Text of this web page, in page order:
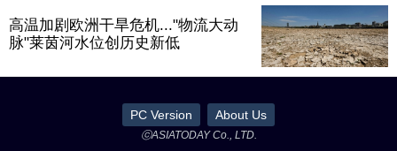
高温加剧欧洲干旱危机..."物流大动
脉"莱茵河水位创历史新低
PC Version About Us
ⓒASIATODAY Co., LTD.